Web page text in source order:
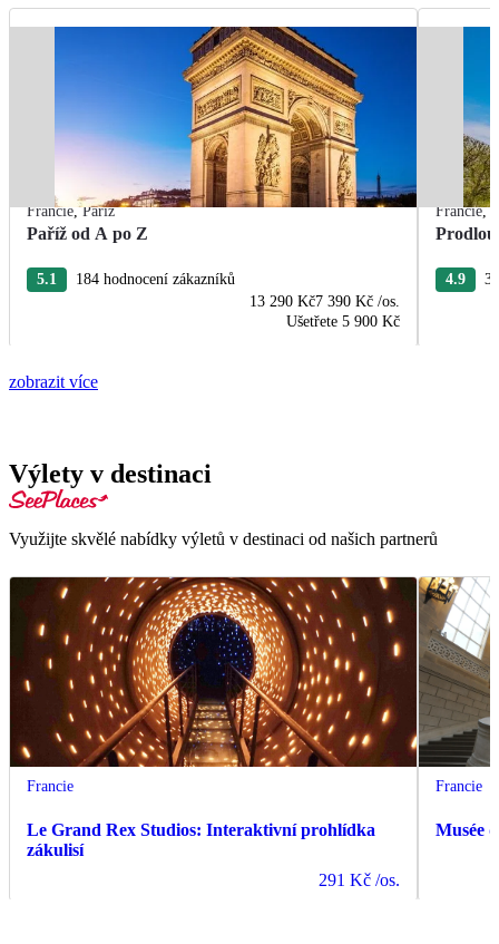
Francie,Paříž
Paříž od A po Z
5.1
184 hodnocení zákazníků
13 290 Kč7 390 Kč /os.
Ušetřete 5 900 Kč
Francie,
4.9
zobrazit více
Výlety v destinaci
Využijte skvělé nabídky výletů v destinaci od našich partnerů
Francie
Le Grand Rex Studios: Interaktivní prohlídka
zákulisí
291 Kč /os.
Francie
Musée